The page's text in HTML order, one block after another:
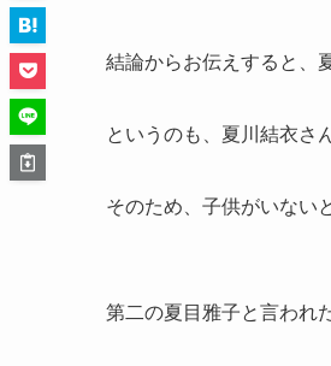
結論からお伝えすると、
というのも、夏川結衣さ
そのため、子供がいない
第二の夏目雅子と言われ